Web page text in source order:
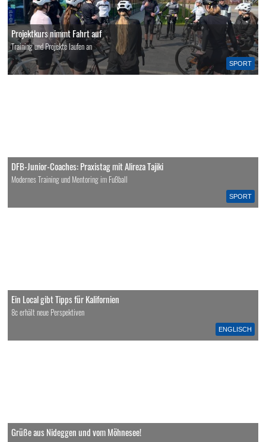
SPORT
Projektkurs nimmt Fahrt auf
Training und Projekte laufen an
SPORT
DFB-Junior-Coaches: Praxistag mit Alireza Tajiki
Modernes Training und Mentoring im Fußball
ENGLISCH
Ein Local gibt Tipps für Kalifornien
8c erhält neue Perspektiven
Grüße aus Nideggen und vom Möhnesee!